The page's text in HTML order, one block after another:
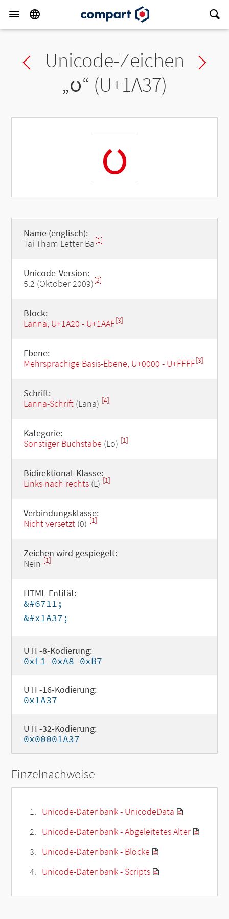
Previous char
Unicode-Zeichen
„ᨷ“ (U+1A37)
ᨷ
Name (englisch):
Tai Tham Letter Ba[1]
Unicode-Version:
5.2 (Oktober 2009)[2]
Block:
Lanna, U+1A20 - U+1AAF[3]
Ebene:
Mehrsprachige Basis-Ebene, U+0000 - U+FFFF[3]
Schrift:
Lanna-Schrift(Lana) [4]
Kategorie:
Sonstiger Buchstabe (Lo) [1]
Bidirektional-Klasse:
Links nach rechts(L) [1]
Verbindungsklasse:
Nicht versetzt(0) [1]
Zeichen wird gespiegelt:
Nein [1]
HTML-Entität:
&#6711;
&#x1A37;
UTF-8-Kodierung:
0xE1 0xA8 0xB7
UTF-16-Kodierung:
0x1A37
UTF-32-Kodierung:
0x00001A37
Einzelnachweise
Unicode-Datenbank - UnicodeData
Unicode-Datenbank - Abgeleitetes Alter
Unicode-Datenbank - Blöcke
Unicode-Datenbank - Scripts